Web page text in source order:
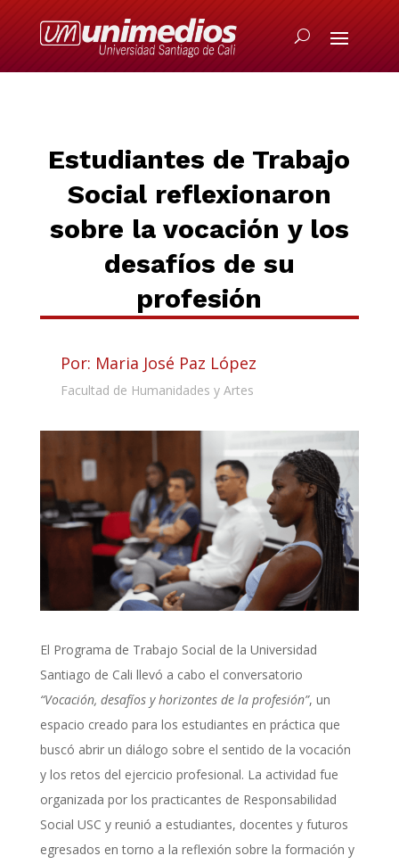
Estudiantes de Trabajo
Social reflexionaron
sobre la vocación y los
desafíos de su
profesión
Por: Maria José Paz López
Facultad de Humanidades y Artes
El Programa de Trabajo Social de la Universidad
Santiago de Cali llevó a cabo el conversatorio
“Vocación, desafíos y horizontes de la profesión”, un
espacio creado para los estudiantes en práctica que
buscó abrir un diálogo sobre el sentido de la vocación
y los retos del ejercicio profesional. La actividad fue
organizada por los practicantes de Responsabilidad
Social USC y reunió a estudiantes, docentes y futuros
egresados en torno a la reflexión sobre la formación y